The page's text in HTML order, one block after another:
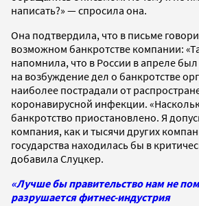
написать?» — спросила она.
Она подтвердила, что в письме
возможном банкротстве компании:
напомнила, что в России в апреле
на возбуждение дел о банкротстве
наиболее пострадали от
коронавирусной инфекции.
банкротство приостановлено. Я
компания, как и тысячи других
государства находилась бы в
добавила Слуцкер.
«Лучше бы правительство нам не
разрушается фитнес-индустрия